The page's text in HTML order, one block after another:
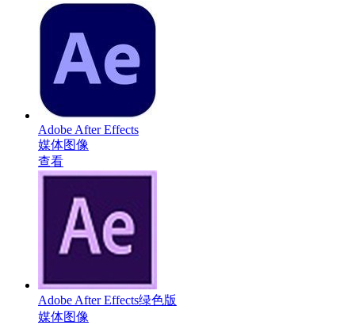
Adobe After Effects
媒体图像
查看
Adobe After Effects绿色版
媒体图像